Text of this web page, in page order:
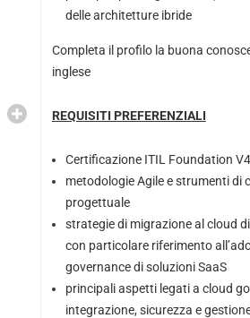
delle architetture ibride
Completa il profilo la buona
inglese
REQUISITI PREFERENZIALI
Certificazione ITIL Foundation
metodologie Agile e strumenti di
progettuale
strategie di migrazione al cloud
con particolare riferimento
governance di soluzioni SaaS
principali aspetti legati a cloud
integrazione, sicurezza e